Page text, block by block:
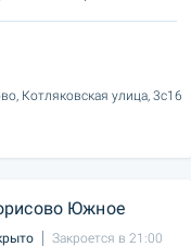
Котляковская улица, 3с16
Южное
Закроется в 21:00